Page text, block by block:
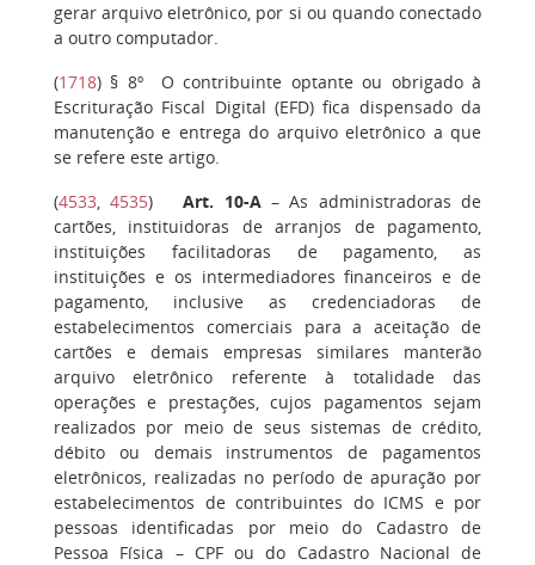
gerar arquivo eletrônico, por si ou quando conectado
a outro computador.
(1718) § 8ºO contribuinte optante ou obrigado à
Escrituração Fiscal Digital (EFD) fica dispensado da
manutenção e entrega do arquivo eletrônico a que
se refere este artigo.
(4533,4535)Art. 10-A– As administradoras de
cartões, instituidoras de arranjos de pagamento,
instituições facilitadoras de pagamento, as
instituições e os intermediadores financeiros e de
pagamento, inclusive as credenciadoras de
estabelecimentos comerciais para a aceitação de
cartões e demais empresas similares manterão
arquivo eletrônico referente à totalidade das
operações e prestações, cujos pagamentos sejam
realizados por meio de seus sistemas de crédito,
débito ou demais instrumentos de pagamentos
eletrônicos, realizadas no período de apuração por
estabelecimentos de contribuintes do ICMS e por
pessoas identificadas por meio do Cadastro de
Pessoa Física – CPF ou do Cadastro Nacional de